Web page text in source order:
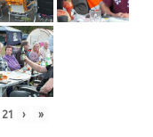
21 › »